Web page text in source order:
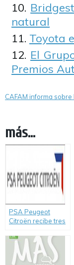
natural
Toyota
El
Premios
CAFAM informa
más...
PSA Peugeot
Citroën recibe tres
a la innovación por
la tecnología
Hybrid Air